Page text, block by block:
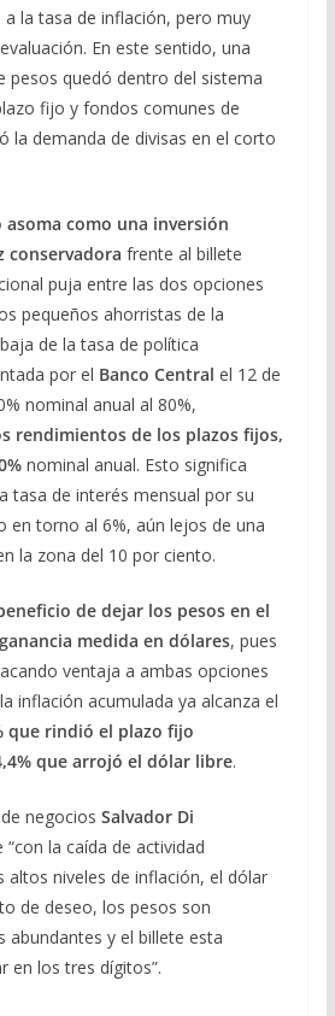
la tasa de inflación, pero muy
En este sentido, una
pesos quedó dentro del sistema
fijo y fondos comunes de
la demanda de divisas en el corto
asoma como una inversión
conservadora frente al billete
puja entre las dos opciones
pequeños ahorristas de la
de la tasa de política
por el Banco Central el 12 de
nominal anual al 80%,
rendimientos de los plazos fijos,
nominal anual. Esto significa
tasa de interés mensual por su
en torno al 6%, aún lejos de una
la zona del 10 por ciento.
de dejar los pesos en el
medida en dólares, pues
ventaja a ambas opciones
inflación acumulada ya alcanza el
que rindió el plazo fijo
que arrojó el dólar libre.
negocios Salvador Di
“con la caída de actividad
altos niveles de inflación, el dólar
de deseo, los pesos son
abundantes y el billete esta
en los tres dígitos”.